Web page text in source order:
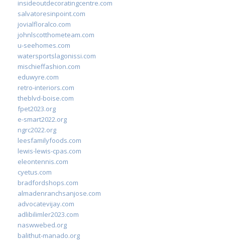
insideoutdecoratingcentre.com
salvatoresinpoint.com
jovialfloralco.com
johnlscotthometeam.com
u-seehomes.com
watersportslagonissi.com
mischieffashion.com
eduwyre.com
retro-interiors.com
theblvd-boise.com
fpet2023.org
e-smart2022.org
ngrc2022.org
leesfamilyfoods.com
lewis-lewis-cpas.com
eleontennis.com
cyetus.com
bradfordshops.com
almadenranchsanjose.com
advocatevijay.com
adlibilimler2023.com
naswwebed.org
balithut-manado.org